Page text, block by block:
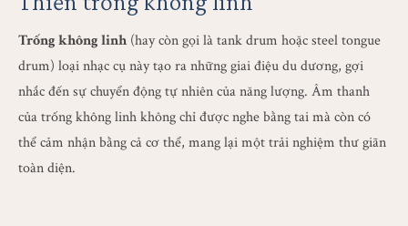
Trống không linh (hay còn gọi là tank drum hoặc steel tongue
drum) loại nhạc cụ này tạo ra những giai điệu du dương, gợi
nhắc đến sự chuyển động tự nhiên của năng lượng. Âm thanh
của trống không linh không chỉ được nghe bằng tai mà còn có
thể cảm nhận bằng cả cơ thể, mang lại một trải nghiệm thư giãn
toàn diện.